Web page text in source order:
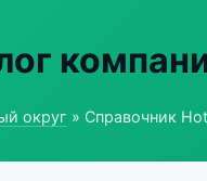
округ » Справочник